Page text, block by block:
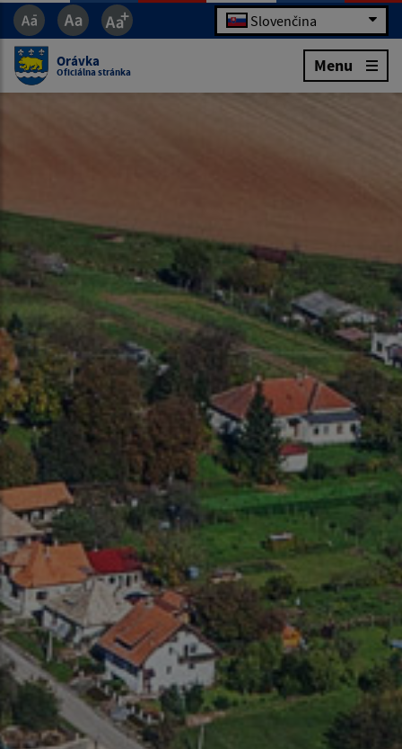
Slovenčina
Orávka
Oficiálna stránka Menu